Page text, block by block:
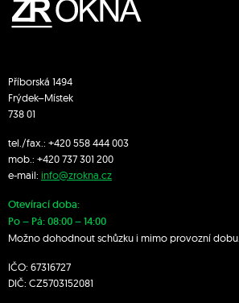
Příborská 1494
Frýdek–Místek
738 01
tel./fax.: +420 558 444 003
mob.: +420 737 301 200
e-mail: info@zrokna.cz
Otevírací doba:
Po – Pá: 08:00 – 14:00
Možno dohodnout schůzku i mimo provozní dobu.
IČO: 67316727
DIČ: CZ5703152081